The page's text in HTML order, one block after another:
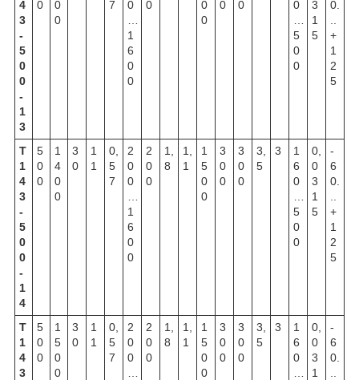
4
3
-
5
0
0
-
1
3
0
0
0
7
0
1
6
0
0
0
0
0
0
0
0
5
0
0
3
1
5
0.
+
1
2
5
Т
1
4
3
-
5
0
0
-
1
4
5
0
0
1
4
0
0
3
0
1
1
0,
5
7
2
0
0
1
6
0
0
2
0
0
1,
8
1,
1
1
5
0
0
3
0
0
3
0
0
3,
5
3
1
6
0
5
0
0
0,
0
3
1
5
-
6
0.
+
1
2
5
Т
1
4
3
5
0
0
1
5
0
0
3
0
1
1
0,
5
7
2
0
0
2
0
0
1,
8
1,
1
1
5
0
0
3
0
0
3
0
0
3,
5
3
1
6
0
0,
0
3
1
-
6
0.